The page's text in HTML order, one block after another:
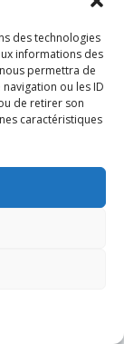
des technologies
informations des
permettra de
ou les ID
de retirer son
caractéristiques